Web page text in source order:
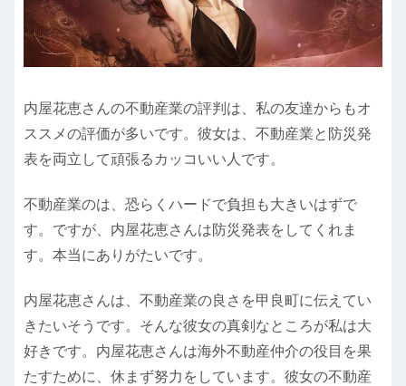
内屋花恵さんの不動産業の評判は、私の友達からもオ
ススメの評価が多いです。彼女は、不動産業と防災発
表を両立して頑張るカッコいい人です。
不動産業のは、恐らくハードで負担も大きいはずで
す。ですが、内屋花恵さんは防災発表をしてくれま
す。本当にありがたいです。
内屋花恵さんは、不動産業の良さを甲良町に伝えてい
きたいそうです。そんな彼女の真剣なところが私は大
好きです。内屋花恵さんは海外不動産仲介の役目を果
たすために、休まず努力をしています。彼女の不動産